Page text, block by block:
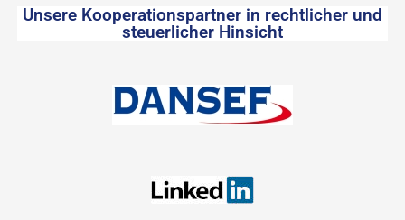
Unsere Kooperationspartner in rechtlicher und
steuerlicher Hinsicht